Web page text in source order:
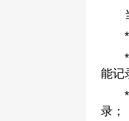
当
*
*
能记
*
录；